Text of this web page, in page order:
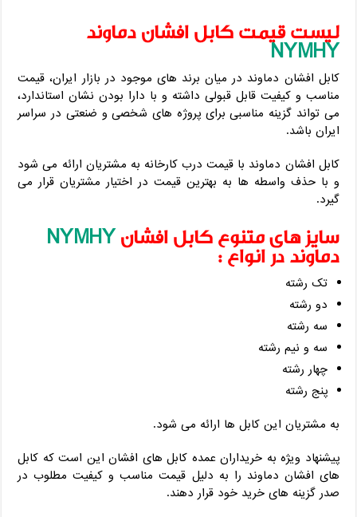
لیست قیمت کابل افشان دماوند
NYMHY
کابل افشان دماوند در میان برند های موجود در بازار ایران، قیمت
مناسب و کیفیت قابل قبولی داشته و با دارا بودن نشان استاندارد،
می تواند گزینه مناسبی برای پروژه های شخصی و ضنعتی در سراسر
ایران باشد.
کابل افشان دماوند با قیمت درب کارخانه به مشتریان ارائه می شود
و با حذف واسطه ها به بهترین قیمت در اختیار مشتریان قرار می
گیرد.
سایز های متنوع کابل افشانNYMHY
دماوند در انواع :
تک رشته
دو رشته
سه رشته
سه و نیم رشته
چهار رشته
پنج رشته
به مشتریان این کابل ها ارائه می شود.
پیشنهاد ویژه به خریداران عمده کابل های افشان این است که کابل
های افشان دماوند را به دلیل قیمت مناسب و کیفیت مطلوب در
صدر گزینه های خرید خود قرار دهند.